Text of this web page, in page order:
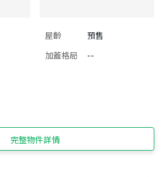
屋齡
預售
加蓋格局
--
完整物件詳情